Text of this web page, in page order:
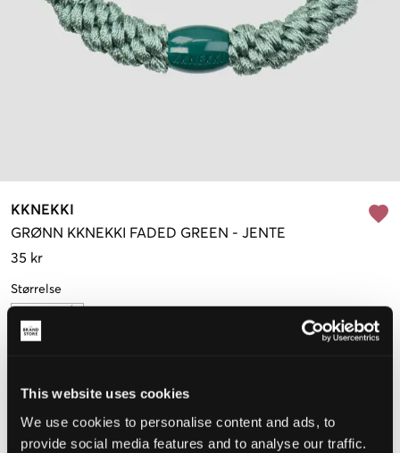
This website uses cookies
We use cookies to personalise content and ads, to
provide social media features and to analyse our traffic.
KKNEKKI
GRØNN KKNEKKI FADED GREEN - JENTE
35 kr
Størrelse
One Size
Liten Riktig